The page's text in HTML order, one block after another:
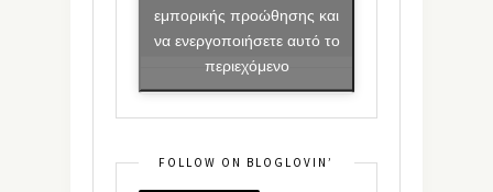
εμπορικής προώθησης και
να ενεργοποιήσετε αυτό το
περιεχόμενο
FOLLOW ON BLOGLOVIN’